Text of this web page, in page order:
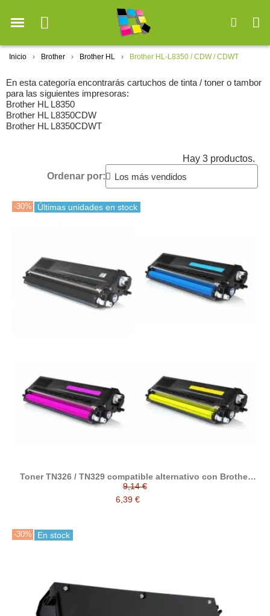
Inicio Brother Brother HL Brother HL-L8350 / CDW / CDWT
En esta categoría encontrarás cartuchos de tinta / toner o tambor
para las siguientes impresoras:
Brother HL L8350
Brother HL L8350CDW
Brother HL L8350CDWT
Hay 3 productos.
Ordenar por:
-30% Últimas unidades en stock
Toner TN326 / TN329 compatible alternativo con Brother
TN-326 / TN-329
9,14 €
6,39 €
-30% En stock